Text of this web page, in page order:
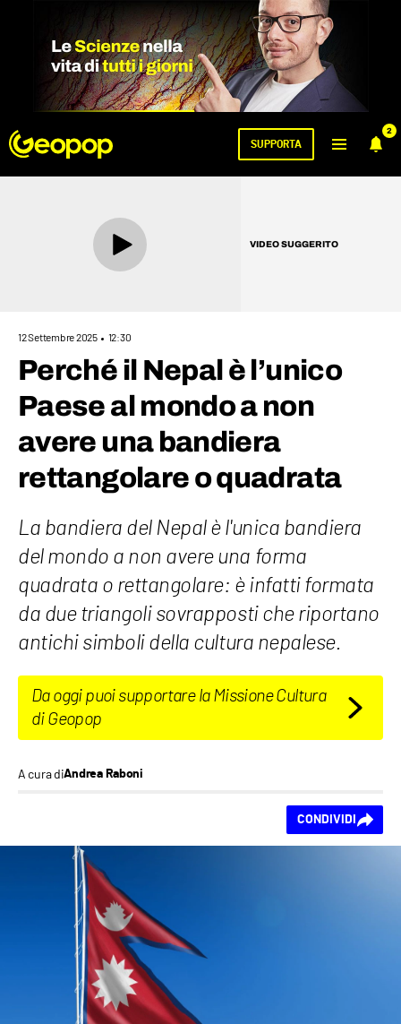
2
SUPPORTA
VIDEO SUGGERITO
12 Settembre 2025 12:30
Perché il Nepal è l’unico
Paese al mondo a non
avere una bandiera
rettangolare o quadrata
La bandiera del Nepal è l'unica bandiera
del mondo a non avere una forma
quadrata o rettangolare: è infatti formata
da due triangoli sovrapposti che riportano
antichi simboli della cultura nepalese.
Da oggi puoi supportare la Missione Cultura
di Geopop
A cura diAndrea Raboni
CONDIVIDI